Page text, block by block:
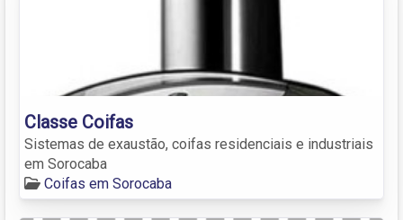
Classe Coifas
Sistemas de exaustão, coifas residenciais e industriais
em Sorocaba
Coifas em Sorocaba